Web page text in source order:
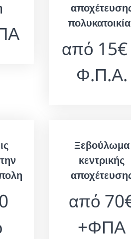
από 15€
Φ.Π.Α.
Ξεβούλωμα
κεντρικής
από
+ΦΠΑ